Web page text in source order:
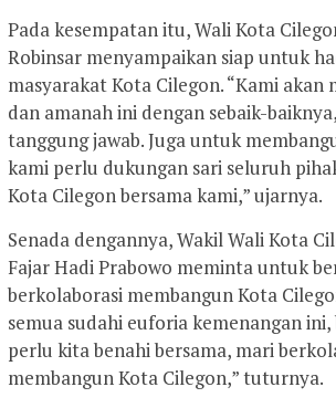
Pada kesempatan itu, Wali Kota
Robinsar menyampaikan siap untuk
masyarakat Kota Cilegon. “Kami akan
dan amanah ini dengan sebaik-
tanggung jawab. Juga untuk
kami perlu dukungan sari seluruh
Kota Cilegon bersama kami,” ujarnya.
Senada dengannya, Wakil Wali Kota
Fajar Hadi Prabowo meminta untuk
berkolaborasi membangun Kota
semua sudahi euforia kemenangan
perlu kita benahi bersama, mari
membangun Kota Cilegon,” tuturnya.